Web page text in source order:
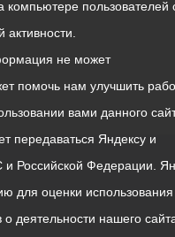
пользователей
не может
помочь нам улучшить
вами данного
передаваться Яндексу и
и Российской Федерации.
для оценки
о деятельности нашего